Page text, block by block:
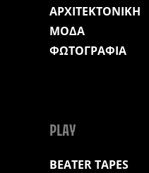
ΑΡΧΙΤΕΚΤΟΝΙΚΗ
ΜΟΔΑ
ΦΩΤΟΓΡΑΦΙΑ
PLAY
BEATER TAPES